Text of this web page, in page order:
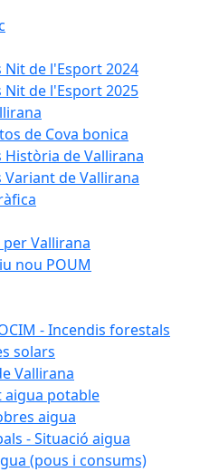
Nit de l'Esport 2024
Nit de l'Esport 2025
de Cova bonica
Història de Vallirana
Variant de Vallirana
per Vallirana
nou POUM
- Incendis forestals
solars
Vallirana
potable
aigua
- Situació aigua
(pous i consums)